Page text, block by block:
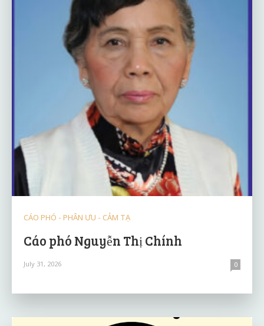
CÁO PHÓ - PHÂN ƯU - CẢM TẠ
Cáo phó Nguyễn Thị Chính
July 31, 2026 0